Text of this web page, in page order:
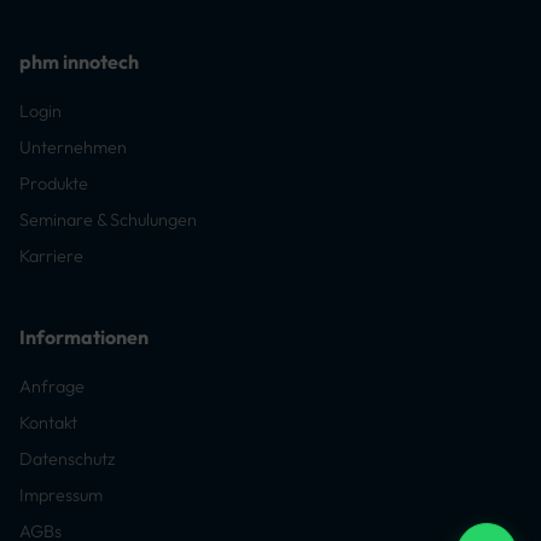
phm innotech
Login
Unternehmen
Produkte
Seminare & Schulungen
Karriere
Informationen
Anfrage
Kontakt
Datenschutz
Impressum
AGBs